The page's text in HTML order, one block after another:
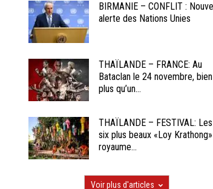
BIRMANIE – CONFLIT :
alerte des Nations Unies
THAÏLANDE – FRANCE: Au
Bataclan le 24 novembre, bien
plus qu’un...
THAÏLANDE – FESTIVAL: Les
six plus beaux «Loy
royaume...
Voir plus d'articles